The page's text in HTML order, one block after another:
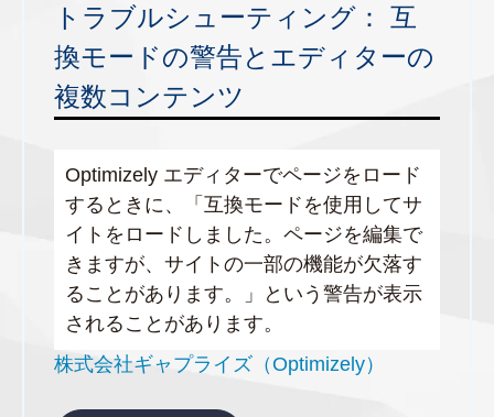
トラブルシューティング： 互
換モードの警告とエディターの
複数コンテンツ
Optimizely エディターでページをロード
するときに、「互換モードを使用してサ
イトをロードしました。ページを編集で
きますが、サイトの一部の機能が欠落す
ることがあります。」という警告が表示
されることがあります。
株式会社ギャプライズ（Optimizely）